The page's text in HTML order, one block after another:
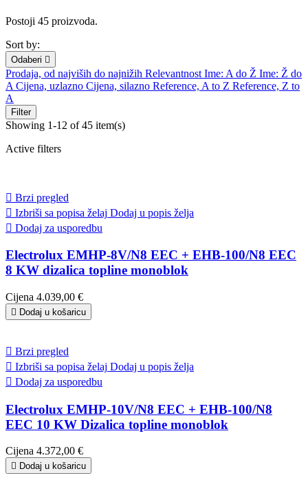
Postoji 45 proizvoda.
Sort by:
Odaberi 
Prodaja, od najviših do najnižih Relevantnost Ime: A do Ž Ime: Ž do
A Cijena, uzlazno Cijena, silazno Reference, A to Z Reference, Z to
A
Filter
Showing 1-12 of 45 item(s)
Active filters
 Brzi pregled
 Izbriši sa popisa želaj Dodaj u popis želja
 Dodaj za usporedbu
Electrolux EMHP-8V/N8 EEC + EHB-100/N8 EEC
8 KW dizalica topline monoblok
Cijena 4.039,00 €
 Dodaj u košaricu
 Brzi pregled
 Izbriši sa popisa želaj Dodaj u popis želja
 Dodaj za usporedbu
Electrolux EMHP-10V/N8 EEC + EHB-100/N8
EEC 10 KW Dizalica topline monoblok
Cijena 4.372,00 €
 Dodaj u košaricu